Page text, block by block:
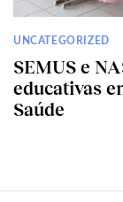
UNCATEGORIZED
SEMUS e
educativas
Saúde